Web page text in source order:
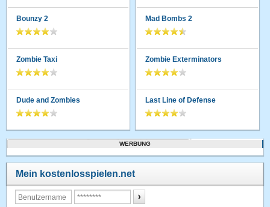
Bounzy 2
Zombie Taxi
Dude and Zombies
Mad Bombs 2
Zombie Exterminators
Last Line of Defense
WERBUNG
Mein kostenlosspielen.net